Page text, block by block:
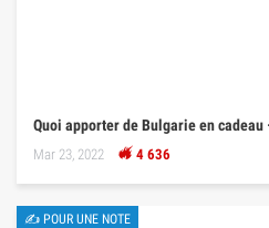
Quoi apporter de Bulgarie en
Mar 23, 2022 4 636
✍ POUR UNE NOTE